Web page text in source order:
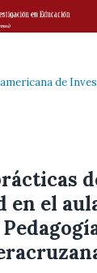
de
en el